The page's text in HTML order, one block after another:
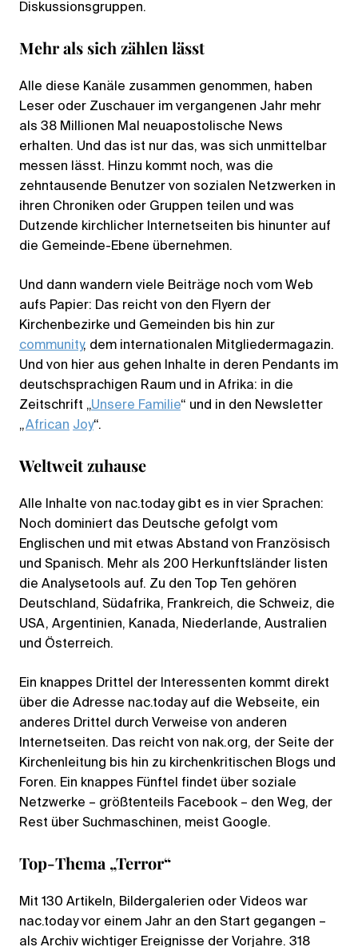
Diskussionsgruppen.
Mehr als sich zählen lässt
Alle diese Kanäle zusammen genommen, haben
Leser oder Zuschauer im vergangenen Jahr mehr
als 38 Millionen Mal neuapostolische News
erhalten. Und das ist nur das, was sich unmittelbar
messen lässt. Hinzu kommt noch, was die
zehntausende Benutzer von sozialen Netzwerken in
ihren Chroniken oder Gruppen teilen und was
Dutzende kirchlicher Internetseiten bis hinunter auf
die Gemeinde-Ebene übernehmen.
Und dann wandern viele Beiträge noch vom Web
aufs Papier: Das reicht von den Flyern der
Kirchenbezirke und Gemeinden bis hin zur
community, dem internationalen Mitgliedermagazin.
Und von hier aus gehen Inhalte in deren Pendants im
deutschsprachigen Raum und in Afrika: in die
Zeitschrift „Unsere Familie“ und in den Newsletter
„African Joy“.
Weltweit zuhause
Alle Inhalte von nac.today gibt es in vier Sprachen:
Noch dominiert das Deutsche gefolgt vom
Englischen und mit etwas Abstand von Französisch
und Spanisch. Mehr als 200 Herkunftsländer listen
die Analysetools auf. Zu den Top Ten gehören
Deutschland, Südafrika, Frankreich, die Schweiz, die
USA, Argentinien, Kanada, Niederlande, Australien
und Österreich.
Ein knappes Drittel der Interessenten kommt direkt
über die Adresse nac.today auf die Webseite, ein
anderes Drittel durch Verweise von anderen
Internetseiten. Das reicht von nak.org, der Seite der
Kirchenleitung bis hin zu kirchenkritischen Blogs und
Foren. Ein knappes Fünftel findet über soziale
Netzwerke – größtenteils Facebook – den Weg, der
Rest über Suchmaschinen, meist Google.
Top-Thema „Terror“
Mit 130 Artikeln, Bildergalerien oder Videos war
nac.today vor einem Jahr an den Start gegangen –
als Archiv wichtiger Ereignisse der Vorjahre. 318